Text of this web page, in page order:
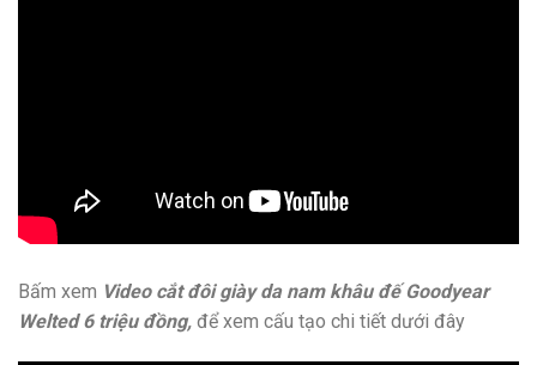
Bấm xem Video cắt đôi giày da nam khâu đế Goodyear
Welted 6 triệu đồng, để xem cấu tạo chi tiết dưới đây